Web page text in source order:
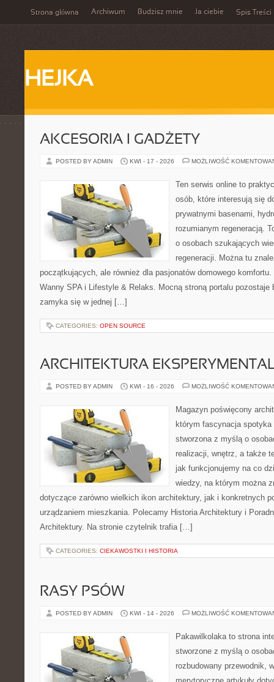
Strona główna Archiwum Budzisz mnie Ja ciebie Spis Treści
HEJKA
AKCESORIA I GADŻETY
POSTED BY ADMIN KWI - 17 - 2026 MOŻLIWOŚĆ
Ten serwis online to
osób, które interesują się
prywatnymi basenami,
rozumianym regeneracją.
o osobach szukających
regeneracji. Można tu
początkujących, ale również dla pasjonatów domowego
Wanny SPA i Lifestyle & Relaks. Mocną stroną portalu pozostaje
zamyka się w jednej […]
CATEGORIES: OPEN SOURCE
ARCHITEKTURA
POSTED BY ADMIN KWI - 16 - 2026 MOŻLIWOŚĆ
Magazyn poświęcony
którym fascynacja spotyka
stworzona z myślą o
realizacji, wnętrz, a także
jak funkcjonujemy na co
wiedzy, na którym można
dotyczące zarówno wielkich ikon architektury, jak i konkretnych
urządzaniem mieszkania. Polecamy Historia Architektury i
Architektury. Na stronie czytelnik trafia […]
CATEGORIES: CIEKAWOSTKI I HISTORIA
RASY PSÓW
POSTED BY ADMIN KWI - 14 - 2026 MOŻLIWOŚĆ
Pakawilkolaka to strona
stworzone z myślą o
rozbudowany przewodnik,